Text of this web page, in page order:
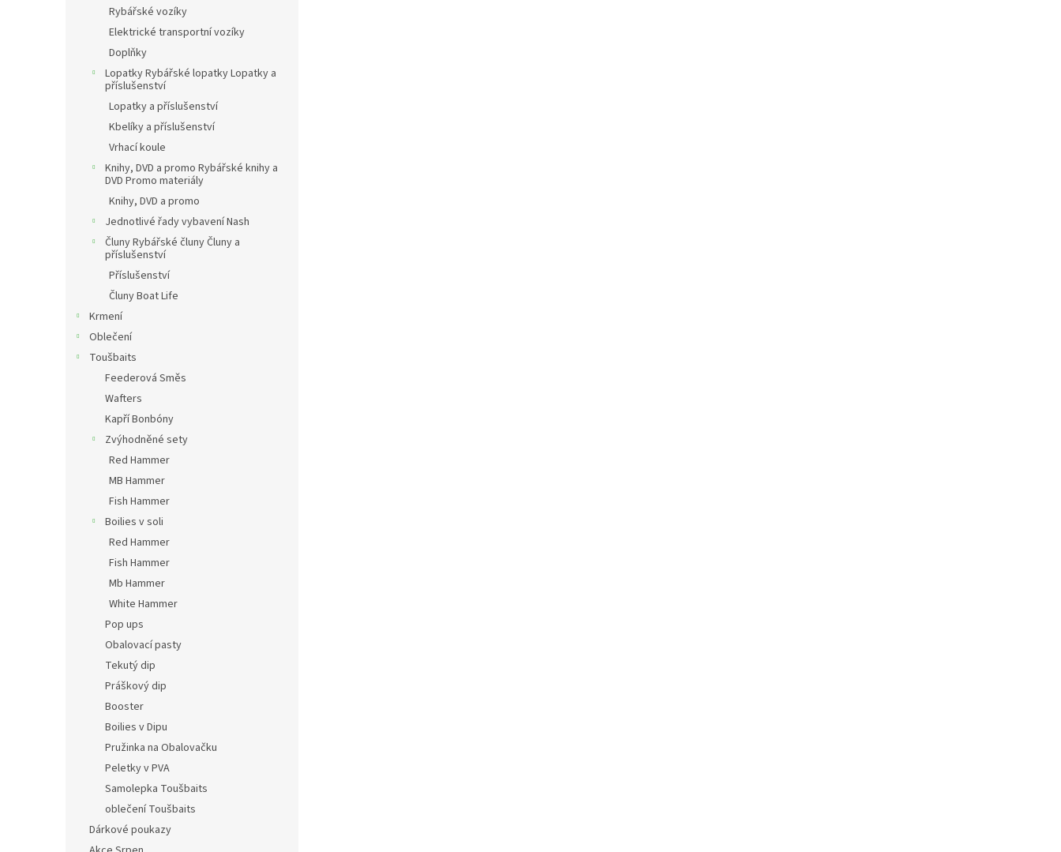
Rybářské vozíky
Elektrické transportní vozíky
Doplňky
Lopatky Rybářské lopatky Lopatky a
příslušenství
Lopatky a příslušenství
Kbelíky a příslušenství
Vrhací koule
Knihy, DVD a promo Rybářské knihy a
DVD Promo materiály
Knihy, DVD a promo
Jednotlivé řady vybavení Nash
Čluny Rybářské čluny Čluny a
příslušenství
Příslušenství
Čluny Boat Life
Krmení
Oblečení
Toušbaits
Feederová Směs
Wafters
Kapří Bonbóny
Zvýhodněné sety
Red Hammer
MB Hammer
Fish Hammer
Boilies v soli
Red Hammer
Fish Hammer
Mb Hammer
White Hammer
Pop ups
Obalovací pasty
Tekutý dip
Práškový dip
Booster
Boilies v Dipu
Pružinka na Obalovačku
Peletky v PVA
Samolepka Toušbaits
oblečení Toušbaits
Dárkové poukazy